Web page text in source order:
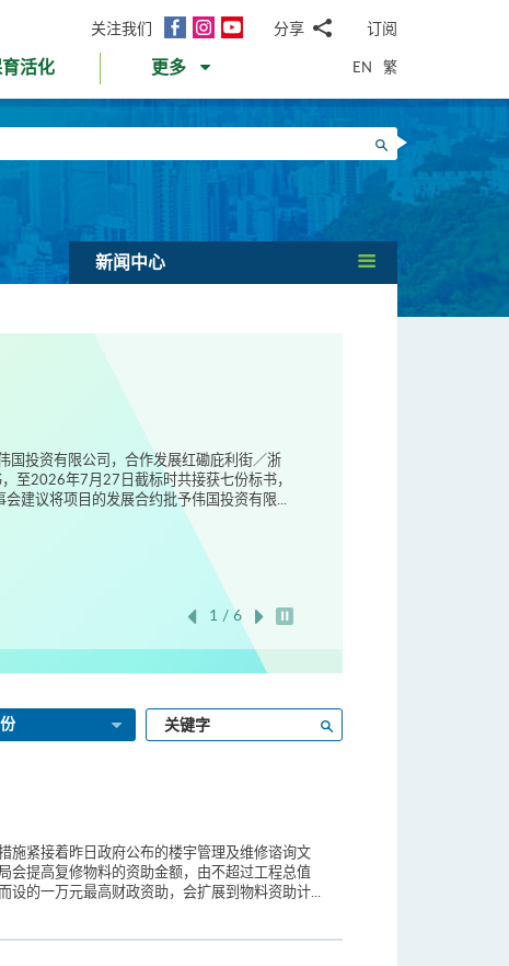
关注我们
面
InstagramYouTube分享
邮WhatsApp
微
信
面
书Twitter
LinkedIn
微
订阅
活化 更多 EN 繁
搜寻
新闻中心
投资有限公司，合作发展红磡庇利街／浙
至2026年7月27日截标时共接获七份标书，
建议将项目的发展合约批予伟国投资有限...
1 / 6
输
入
施紧接着昨日政府公布的楼宇管理及维修谘询文
会提高复修物料的资助金额，由不超过工程总值
设的一万元最高财政资助，会扩展到物料资助计...